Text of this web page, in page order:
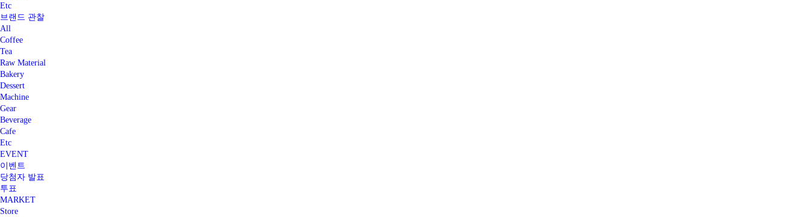
Etc
브랜드 관찰
All
Coffee
Tea
Raw Material
Bakery
Dessert
Machine
Gear
Beverage
Cafe
Etc
EVENT
이벤트
당첨자 발표
투표
MARKET
Store